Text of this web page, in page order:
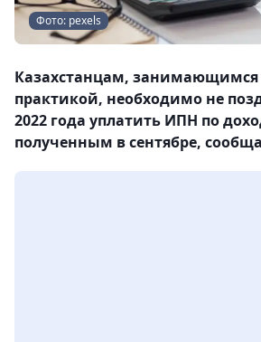
Фото: pexels
Казахстанцам, занимающимся
практикой, необходимо не
2022 года уплатить ИПН по
полученным в сентябре,